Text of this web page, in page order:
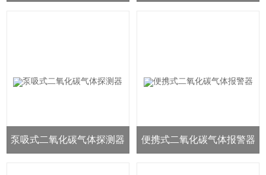
泵吸式二氧化碳气体探测器 便携式二氧化碳气体报警器